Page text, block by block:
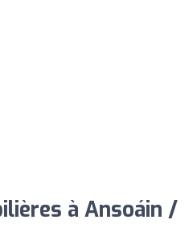
à Ansoáin /